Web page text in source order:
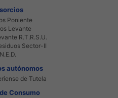
Poniente
Levante
R.T.R.S.U.
Sector-II
autónomos
de Tutela
Consumo